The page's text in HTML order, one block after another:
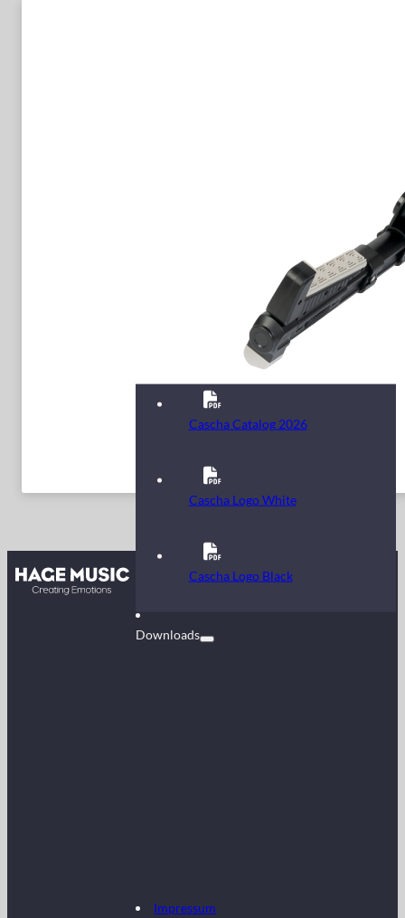
Kontakt
Downloads
Cascha Catalog 2026
Cascha Logo White
Cascha Logo Black
Impressum